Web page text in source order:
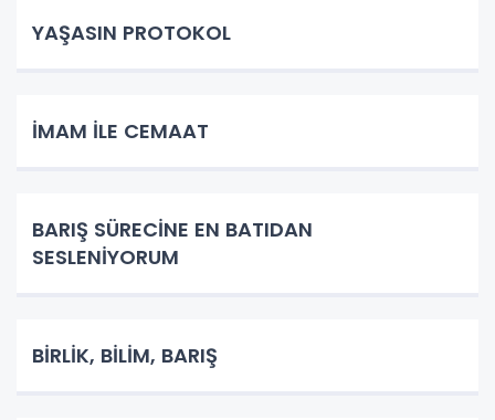
YAŞASIN PROTOKOL
İMAM İLE CEMAAT
BARIŞ SÜRECİNE EN BATIDAN
SESLENİYORUM
BİRLİK, BİLİM, BARIŞ